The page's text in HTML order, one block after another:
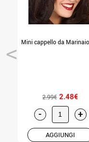
Mini cappello da Marinaio
2.99€ 2.48€
- +
AGGIUNGI